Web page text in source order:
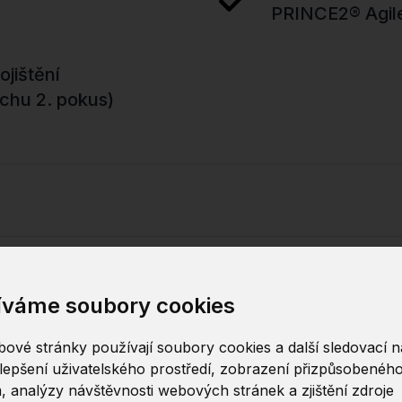
soubory cookies
stránky používají soubory cookies a další sledovací
uživatelského prostředí, zobrazení
analýzy návštěvnosti webových stránek a zjištění zdroje
PRINCE2®
2. pokus)
Chcete tento